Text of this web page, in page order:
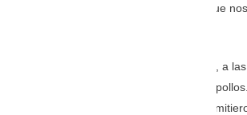
guardado 250 mil pesos (54 U$D), lo que
Quedaron en buscarlos al día siguiente, a
hotel, que queda detrás de la venta de
José Rodríguez, el único a quien le